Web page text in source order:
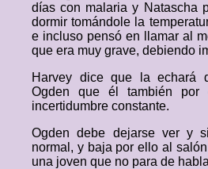
días con malaria y Natascha
dormir tomándole la
e incluso pensó en llamar al
que era muy grave, debiendo
Harvey dice que la echará
Ogden que él también por
incertidumbre constante.
Ogden debe dejarse ver y
normal, y baja por ello al
una joven que no para de